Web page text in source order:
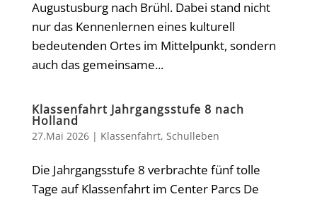
Augustusburg nach Brühl. Dabei stand nicht
nur das Kennenlernen eines kulturell
bedeutenden Ortes im Mittelpunkt, sondern
auch das gemeinsame...
Klassenfahrt Jahrgangsstufe 8 nach
Holland
27.Mai 2026| Klassenfahrt, Schulleben
Die Jahrgangsstufe 8 verbrachte fünf tolle
Tage auf Klassenfahrt im Center Parcs De